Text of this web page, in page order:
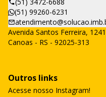
(51) 99260-6231
Avenida Santos Ferreira,
Canoas - RS - 92025-313
Outros links
Acesse nosso Instagram!